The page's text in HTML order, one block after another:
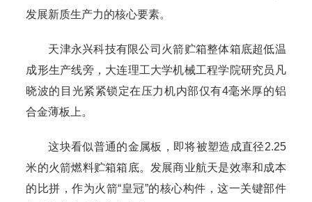
发展新质生产力的核心要素。
天津永兴科技有限公司火箭贮箱整体箱底超低温
成形生产线旁，大连理工大学机械工程学院研究员凡
晓波的目光紧紧锁定在压力机内部仅有4毫米厚的铝
合金薄板上。
这块看似普通的金属板，即将被塑造成直径2.25
米的火箭燃料贮箱箱底。发展商业航天是效率和成本
的比拼，作为火箭“皇冠”的核心构件，这一关键部件